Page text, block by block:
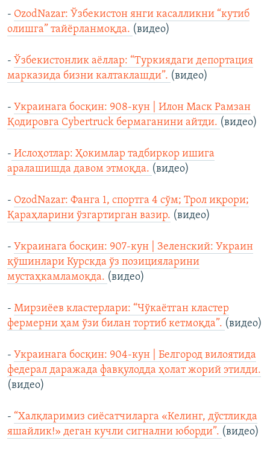
- OzodNazar: Ўзбекистон янги касалликни “кутиб
олишга” тайёрланмоқда. (видео)
- Ўзбекистонлик аёллар: “Туркиядаги депортация
марказида бизни калтаклашди”. (видео)
- Украинага босқин: 908-кун | Илон Маск Рамзан
Қодировга Cybertruck бермаганини айтди. (видео)
- Ислоҳотлар: Ҳокимлар тадбиркор ишига
аралашишда давом этмоқда. (видео)
- OzodNazar: Фанга 1, спортга 4 сўм; Трол иқрори;
Қараҳларини ўзгартирган вазир. (видео)
- Украинага босқин: 907-кун | Зеленский: Украин
қўшинлари Курскда ўз позицияларини
мустаҳкамламоқда. (видео)
- Мирзиёев кластерлари: “Чўкаётган кластер
фермерни ҳам ўзи билан тортиб кетмоқда”. (видео)
- Украинага босқин: 904-кун | Белгород вилоятида
федерал даражада фавқулодда ҳолат жорий этилди.
(видео)
- “Халқларимиз сиёсатчиларга «Келинг, дўстликда
яшайлик!» деган кучли сигнални юборди”. (видео)